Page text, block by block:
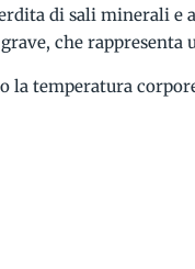
di sali minerali e
che rappresenta
la temperatura